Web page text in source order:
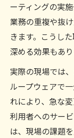
ーティングの実
業務の重複や抜
きます。こうし
深める効果もあり
実際の現場では
ループウェアで
れにより、急な
利用者へのサー
は、現場の課題